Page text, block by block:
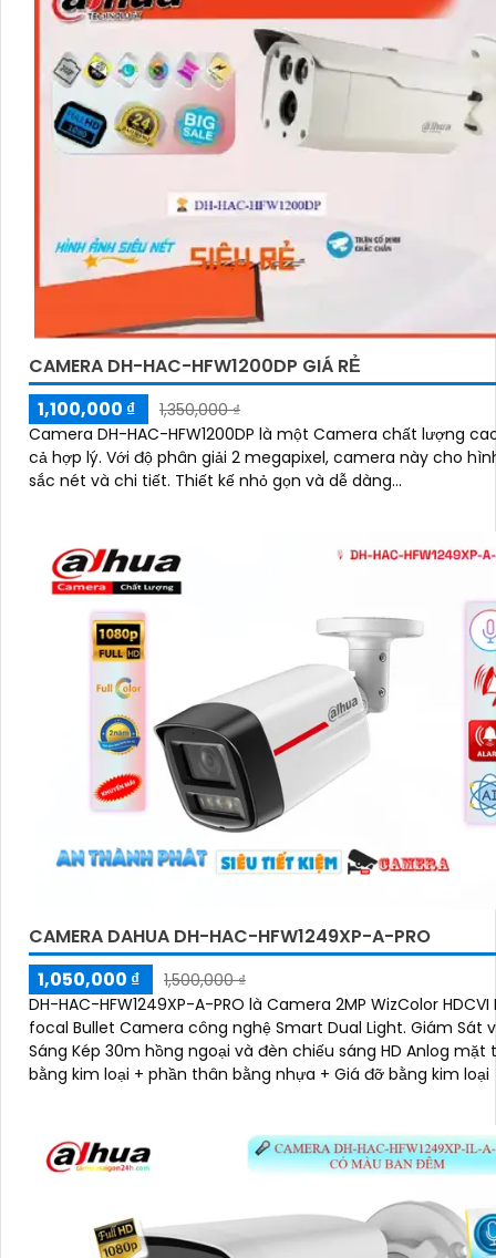
CAMERA DH-HAC-HFW1200DP GIÁ RẺ
1,100,000 ₫
1,350,000 ₫
Camera DH-HAC-HFW1200DP là một Camera chất lượng
cả hợp lý. Với độ phân giải 2 megapixel, camera này cho hình ảnh
sắc nét và chi tiết. Thiết kế nhỏ gọn và dễ dàng...
CAMERA DAHUA DH-HAC-HFW1249XP-A-PRO
1,050,000 ₫
1,500,000 ₫
DH-HAC-HFW1249XP-A-PRO là Camera 2MP WizColor
focal Bullet Camera công nghệ Smart Dual Light. Giám Sát
Sáng Kép 30m hồng ngoại và đèn chiếu sáng HD Anlog mặt
bằng kim loại + phần thân bằng nhựa + Giá đỡ bằng kim loại